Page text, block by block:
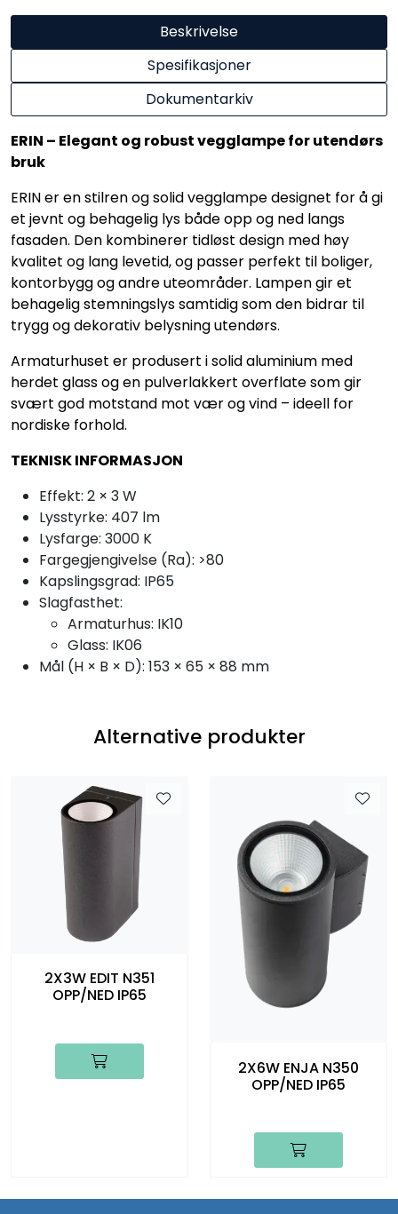
Beskrivelse
Spesifikasjoner
Dokumentarkiv
ERIN – Elegant og robust vegglampe for utendørs
bruk
ERIN er en stilren og solid vegglampe designet for å gi
et jevnt og behagelig lys både opp og ned langs
fasaden. Den kombinerer tidløst design med høy
kvalitet og lang levetid, og passer perfekt til boliger,
kontorbygg og andre uteområder. Lampen gir et
behagelig stemningslys samtidig som den bidrar til
trygg og dekorativ belysning utendørs.
Armaturhuset er produsert i solid aluminium med
herdet glass og en pulverlakkert overflate som gir
svært god motstand mot vær og vind – ideell for
nordiske forhold.
TEKNISK INFORMASJON
Effekt: 2 × 3 W
Lysstyrke: 407 lm
Lysfarge: 3000 K
Fargegjengivelse (Ra): >80
Kapslingsgrad: IP65
Slagfasthet:
Armaturhus: IK10
Glass: IK06
Mål (H × B × D): 153 × 65 × 88 mm
Alternative produkter
2X3W EDIT N351
OPP/NED IP65
2X6W ENJA N350
OPP/NED IP65